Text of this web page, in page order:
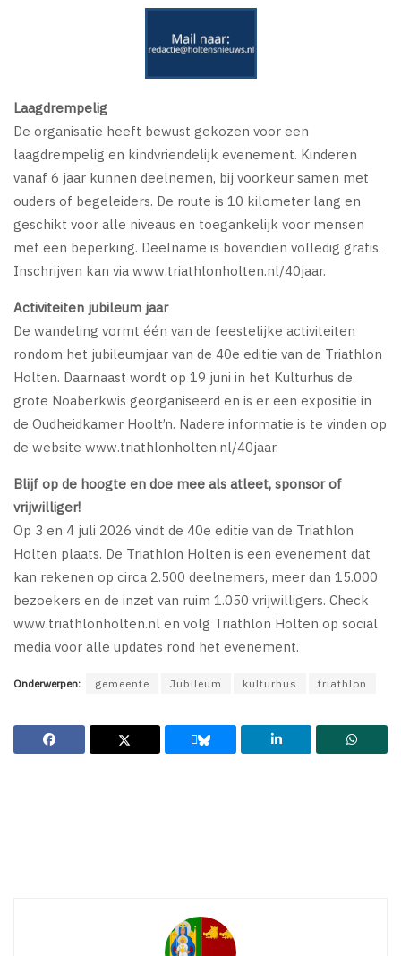
Laagdrempelig
De organisatie heeft bewust gekozen voor een
laagdrempelig en kindvriendelijk evenement. Kinderen
vanaf 6 jaar kunnen deelnemen, bij voorkeur samen met
ouders of begeleiders. De route is 10 kilometer lang en
geschikt voor alle niveaus en toegankelijk voor mensen
met een beperking. Deelname is bovendien volledig gratis.
Inschrijven kan via www.triathlonholten.nl/40jaar.
Activiteiten jubileum jaar
De wandeling vormt één van de feestelijke activiteiten
rondom het jubileumjaar van de 40e editie van de Triathlon
Holten. Daarnaast wordt op 19 juni in het Kulturhus de
grote Noaberkwis georganiseerd en is er een expositie in
de Oudheidkamer Hoolt’n. Nadere informatie is te vinden op
de website www.triathlonholten.nl/40jaar.
Blijf op de hoogte en doe mee als atleet, sponsor of
vrijwilliger!
Op 3 en 4 juli 2026 vindt de 40e editie van de Triathlon
Holten plaats. De Triathlon Holten is een evenement dat
kan rekenen op circa 2.500 deelnemers, meer dan 15.000
bezoekers en de inzet van ruim 1.050 vrijwilligers. Check
www.triathlonholten.nl en volg Triathlon Holten op social
media voor alle updates rond het evenement.
Onderwerpen: gemeente Jubileum kulturhus triathlon